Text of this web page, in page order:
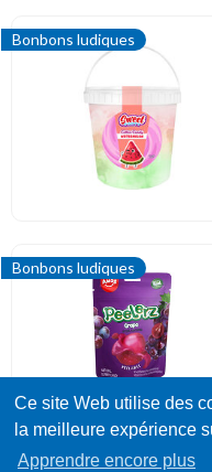
Ce site Web utilise des
la meilleure expérience
Apprendre encore plus
Bonbons ludiques
Bonbons ludiques